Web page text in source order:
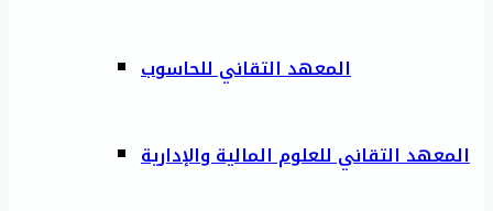
المعهد التقاني للحاسوب
المعهد التقاني للعلوم المالية والإدارية